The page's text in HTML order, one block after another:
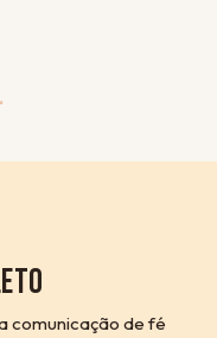
comunicação de fé